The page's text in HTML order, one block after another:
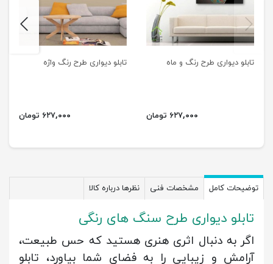
تابلو دیواری طرح رنگ و ماه
۶۲۷,۰۰۰ تومان
تابلو دیواری طرح رنگ واژه
۶۲۷,۰۰۰ تومان
previus
توضیحات کامل مشخصات فنی نظرها درباره کالا
تابلو دیواری طرح سنگ های رنگی
اگر به دنبال اثری هنری هستید که حس طبیعت،
آرامش و زیبایی را به فضای شما بیاورد، تابلو